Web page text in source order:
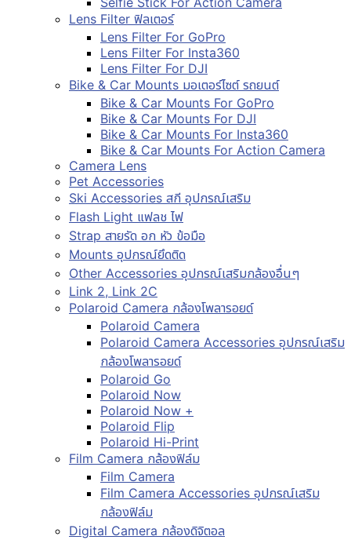
Lens Filter ฟิลเตอร์
Lens Filter For GoPro
Lens Filter For Insta360
Lens Filter For DJI
Bike & Car Mounts มอเตอร์ไซต์ รถยนต์
Bike & Car Mounts For GoPro
Bike & Car Mounts For DJI
Bike & Car Mounts For Insta360
Bike & Car Mounts For Action Camera
Camera Lens
Pet Accessories
Ski Accessories สกี อุปกรณ์เสริม
Flash Light แฟลช ไฟ
Strap สายรัด อก หัว ข้อมือ
Mounts อุปกรณ์ยึดติด
Other Accessories อุปกรณ์เสริมกล้องอื่นๆ
Link 2, Link 2C
Polaroid Camera กล้องโพลารอยด์
Polaroid Camera
Polaroid Camera Accessories อุปกรณ์เสริม
กล้องโพลารอยด์
Polaroid Go
Polaroid Now
Polaroid Now +
Polaroid Flip
Polaroid Hi-Print
Film Camera กล้องฟิล์ม
Film Camera
Film Camera Accessories อุปกรณ์เสริม
กล้องฟิล์ม
Digital Camera กล้องดิจิตอล